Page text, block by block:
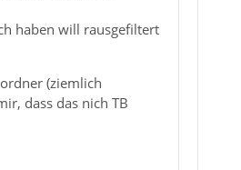
haben will rausgefiltert
(ziemlich
dass das nich TB